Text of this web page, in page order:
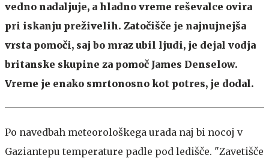
vedno nadaljuje, a hladno vreme reševalce ovira
pri iskanju preživelih. Zatočišče je najnujnejša
vrsta pomoči, saj bo mraz ubil ljudi, je dejal vodja
britanske skupine za pomoč James Denselow.
Vreme je enako smrtonosno kot potres, je dodal.
Po navedbah meteorološkega urada naj bi nocoj v
Gaziantepu temperature padle pod ledišče. "Zavetišče